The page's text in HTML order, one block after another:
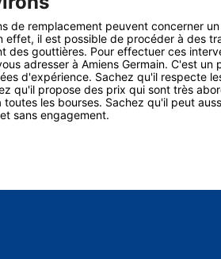
de remplacement peuvent concerner
effet, il est possible de procéder à des
des gouttières. Pour effectuer ces
adresser à Amiens Germain. C'est un
d'expérience. Sachez qu'il respecte
qu'il propose des prix qui sont très
toutes les bourses. Sachez qu'il peut
sans engagement.